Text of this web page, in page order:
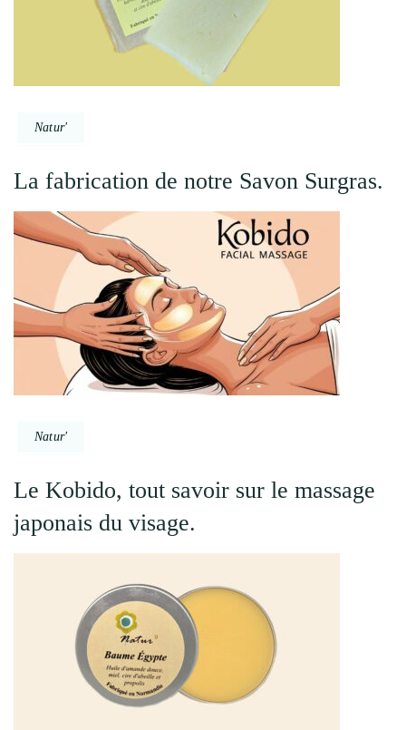
Natur'
La fabrication de notre Savon Surgras.
Natur'
Le Kobido, tout savoir sur le massage
japonais du visage.